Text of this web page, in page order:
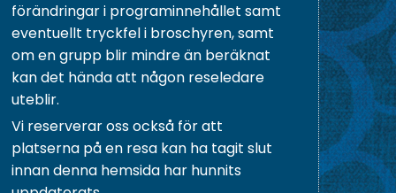
förändringar i programinnehållet samt
eventuellt tryckfel i broschyren, samt
om en grupp blir mindre än beräknat
kan det hända att någon reseledare
uteblir.
Vi reserverar oss också för att
platserna på en resa kan ha tagit slut
innan denna hemsida har hunnits